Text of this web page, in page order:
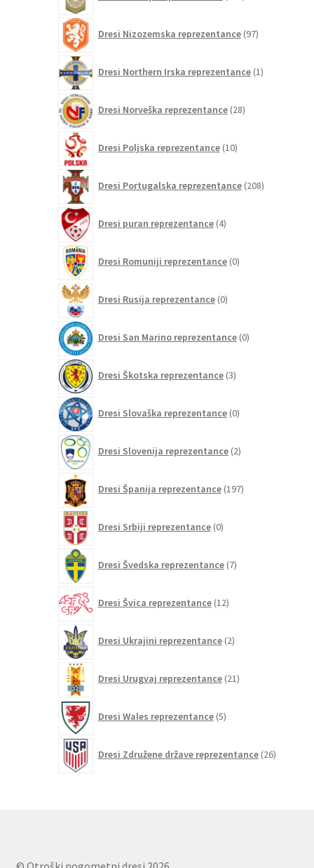
Dresi Nizozemska reprezentance 97izdelkov
Dresi Northern Irska reprezentance 1izdelek
Dresi Norveška reprezentance 28izdelkov
Dresi Poljska reprezentance 10izdelkov
Dresi Portugalska reprezentance 208izdelkov
Dresi puran reprezentance 4izdelki
Dresi Romuniji reprezentance 0izdelkov
Dresi Rusija reprezentance 0izdelkov
Dresi San Marino reprezentance 0izdelkov
Dresi Škotska reprezentance 3izdelki
Dresi Slovaška reprezentance 0izdelkov
Dresi Slovenija reprezentance 2izdelka
Dresi Španija reprezentance 197izdelkov
Dresi Srbiji reprezentance 0izdelkov
Dresi Švedska reprezentance 7izdelkov
Dresi Švica reprezentance 12izdelkov
Dresi Ukrajini reprezentance 2izdelka
Dresi Urugvaj reprezentance 21izdelkov
Dresi Wales reprezentance 5izdelkov
Dresi Združene države reprezentance 26izdelkov